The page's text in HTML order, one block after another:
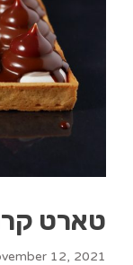
טארט
12, 2021